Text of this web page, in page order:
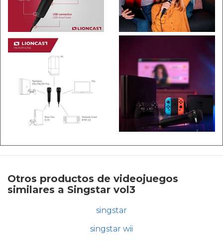
Otros productos de videojuegos
similares a Singstar vol3
singstar
singstar wii